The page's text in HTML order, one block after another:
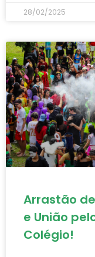
28/02/2025
Arrastão
e União
Colégio!